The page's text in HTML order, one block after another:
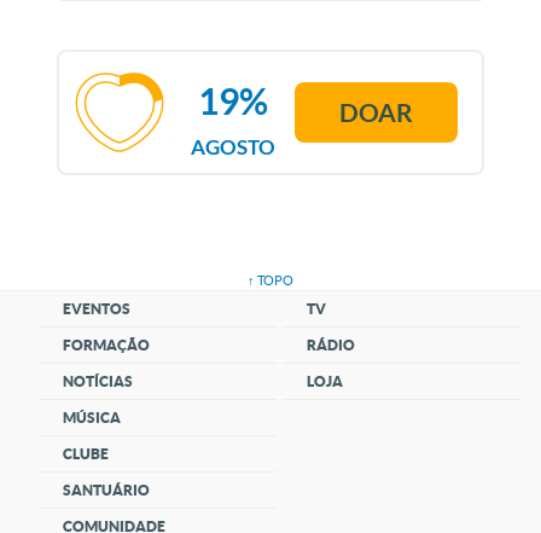
AGOSTO
19% DOAR
↑ TOPO
EVENTOS
FORMAÇÃO
NOTÍCIAS
MÚSICA
CLUBE
SANTUÁRIO
COMUNIDADE
TV
RÁDIO
LOJA